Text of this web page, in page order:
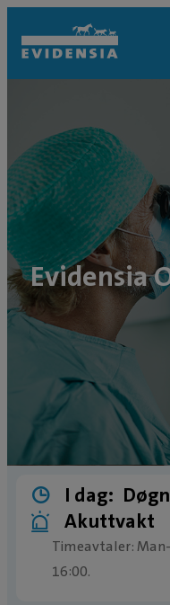
Evidensia
I dag:
Akuttvakt
Timeavtaler:
16:00.